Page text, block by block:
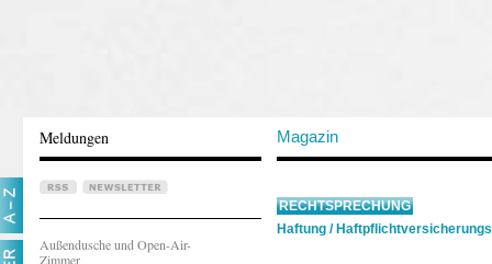
Meldungen Magazin
Außendusche und Open-Air-
Zimmer
RECHTSPRECHUNG
Haftung /